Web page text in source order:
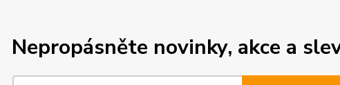
Nepropásněte novinky, akce a